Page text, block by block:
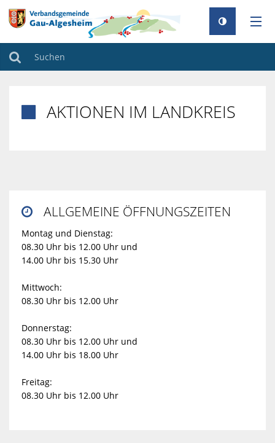
AKTUELLES
GEMEINDEN
BAUEN & WOHNEN
AKTIONEN IM LANDKREIS
 ALLGEMEINE ÖFFNUNGSZEITEN
Montag und Dienstag:
08.30 Uhr bis 12.00 Uhr und
14.00 Uhr bis 15.30 Uhr
Mittwoch:
08.30 Uhr bis 12.00 Uhr
Donnerstag:
08.30 Uhr bis 12.00 Uhr und
14.00 Uhr bis 18.00 Uhr
Freitag:
08.30 Uhr bis 12.00 Uhr